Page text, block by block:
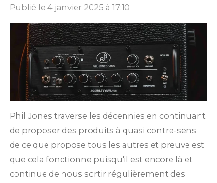
Publié le 4 janvier 2025 à 17:10
Phil Jones traverse les décennies en continuant
de proposer des produits à quasi contre-sens
de ce que propose tous les autres et preuve est
que cela fonctionne puisqu'il est encore là et
continue de nous sortir régulièrement des